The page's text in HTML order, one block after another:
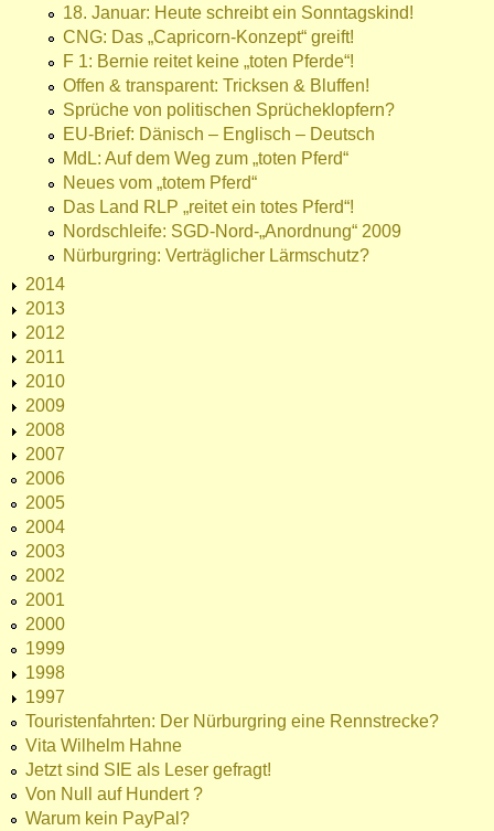
18. Januar: Heute schreibt ein Sonntagskind!
CNG: Das „Capricorn-Konzept“ greift!
F 1: Bernie reitet keine „toten Pferde“!
Offen & transparent: Tricksen & Bluffen!
Sprüche von politischen Sprücheklopfern?
EU-Brief: Dänisch – Englisch – Deutsch
MdL: Auf dem Weg zum „toten Pferd“
Neues vom „totem Pferd“
Das Land RLP „reitet ein totes Pferd“!
Nordschleife: SGD-Nord-„Anordnung“ 2009
Nürburgring: Verträglicher Lärmschutz?
2014
2013
2012
2011
2010
2009
2008
2007
2006
2005
2004
2003
2002
2001
2000
1999
1998
1997
Touristenfahrten: Der Nürburgring eine Rennstrecke?
Vita Wilhelm Hahne
Jetzt sind SIE als Leser gefragt!
Von Null auf Hundert ?
Warum kein PayPal?